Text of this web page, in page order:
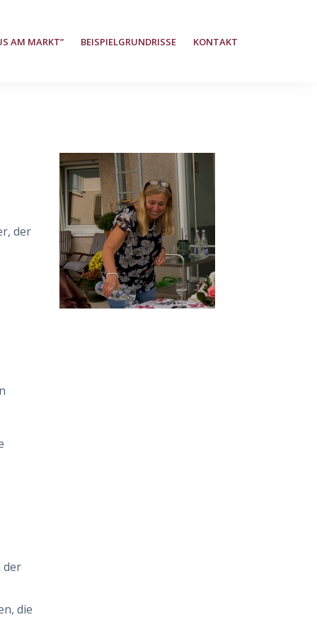
AM MARKT” BEISPIELGRUNDRISSE KONTAKT
der
der
die